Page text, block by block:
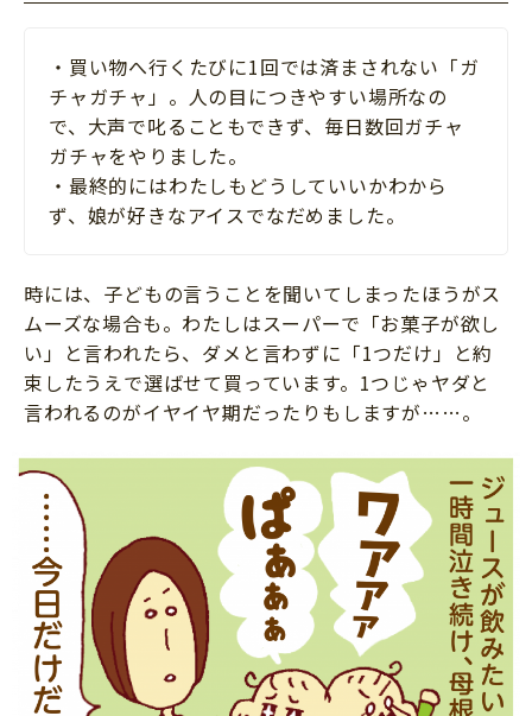
・買い物へ行くたびに1回では済まされない「ガ
チャガチャ」。人の目につきやすい場所なの
で、大声で叱ることもできず、毎日数回ガチャ
ガチャをやりました。
・最終的にはわたしもどうしていいかわから
ず、娘が好きなアイスでなだめました。
時には、子どもの言うことを聞いてしまったほうがス
ムーズな場合も。わたしはスーパーで「お菓子が欲し
い」と言われたら、ダメと言わずに「1つだけ」と約
束したうえで選ばせて買っています。1つじゃヤダと
言われるのがイヤイヤ期だったりもしますが……。